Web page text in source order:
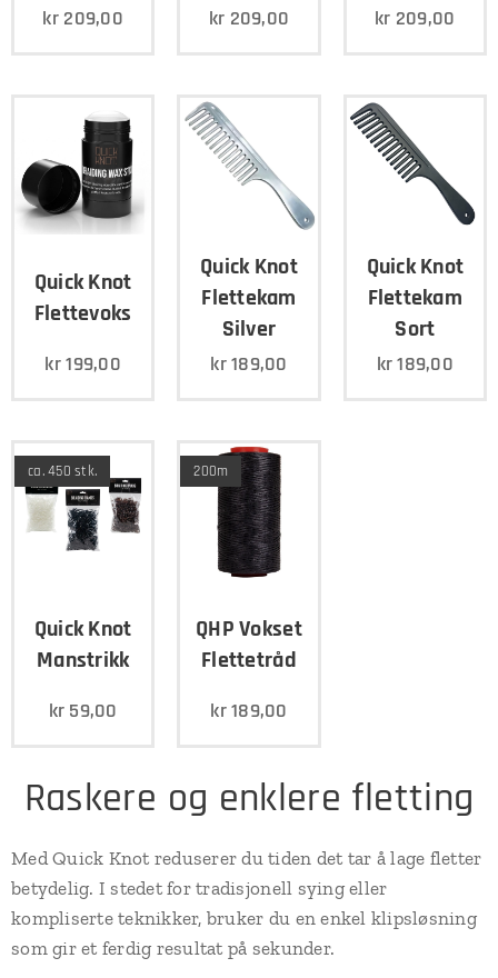
kr 209,00 kr 209,00 kr 209,00
Quick Knot
Flettevoks
kr199,00
Quick Knot
Flettekam
Silver
kr189,00
Quick Knot
Flettekam
Sort
kr189,00
Quick Knot
Manstrikk
ca. 450 stk.
kr 59,00
QHP Vokset
Flettetråd
200m
kr189,00
Raskere og enklere fletting
Med Quick Knot reduserer du tiden det tar å lage fletter
betydelig. I stedet for tradisjonell sying eller
kompliserte teknikker, bruker du en enkel klipsløsning
som gir et ferdig resultat på sekunder.